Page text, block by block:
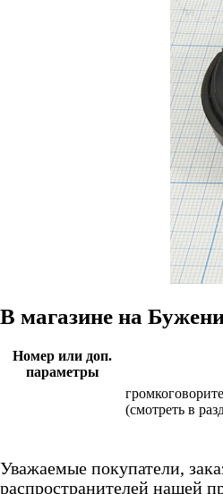
В магазине на
Номер или доп.
параметры
(смотреть в
Уважаемые покупатели,
распространителей нашей